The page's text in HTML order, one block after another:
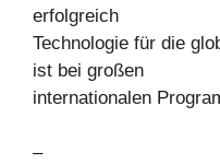
erfolgreich
Technologie für die
ist bei großen
internationalen
–